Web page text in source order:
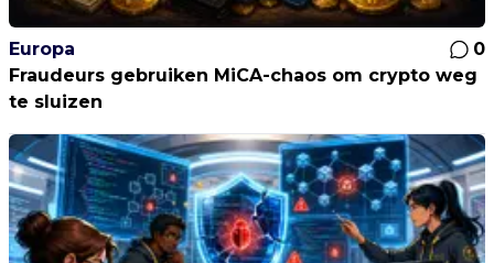
Europa
0
Fraudeurs gebruiken MiCA-chaos om crypto weg
te sluizen